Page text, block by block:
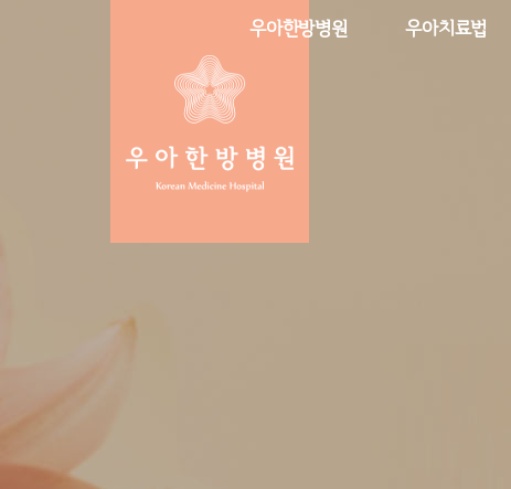
우아한방병원 우아치료법